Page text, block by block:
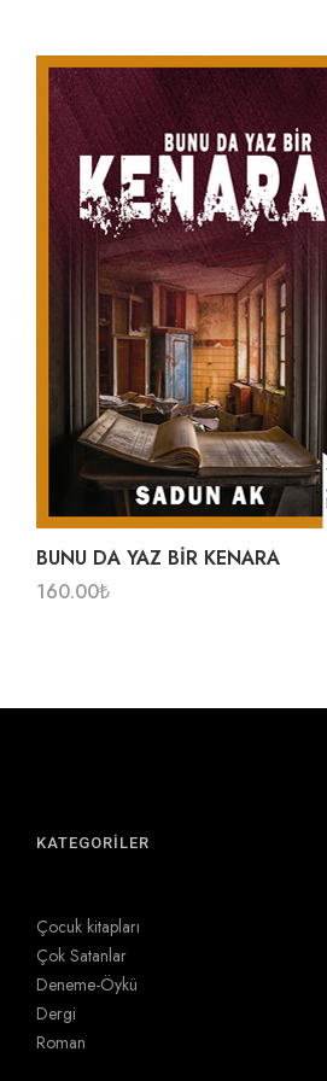
BUNU DA YAZ BİR KENARA
160.00₺
KATEGORİLER
Çocuk kitapları
Çok Satanlar
Deneme-Öykü
Dergi
Roman